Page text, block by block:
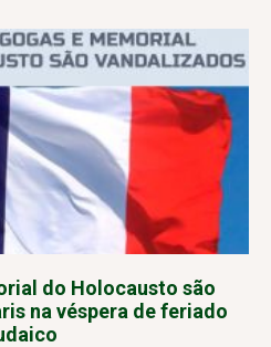
do Holocausto são
na véspera de feriado